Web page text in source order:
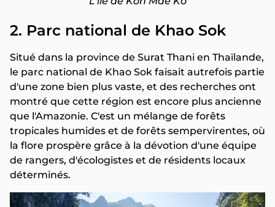
2. Parc national de Khao Sok
Situé dans la province de Surat Thani en Thaïlande,
le parc national de Khao Sok faisait autrefois partie
d'une zone bien plus vaste, et des recherches ont
montré que cette région est encore plus ancienne
que l'Amazonie. C'est un mélange de forêts
tropicales humides et de forêts sempervirentes, où
la flore prospère grâce à la dévotion d'une équipe
de rangers, d'écologistes et de résidents locaux
déterminés.